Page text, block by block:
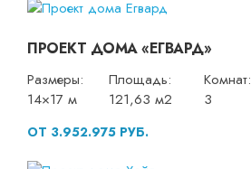
ПРОЕКТ ДОМА «ЕГВАРД»
Размеры:
14×17 м
Площадь:
121,63 м2
Комнат:
3
ОТ 3.952.975 РУБ.